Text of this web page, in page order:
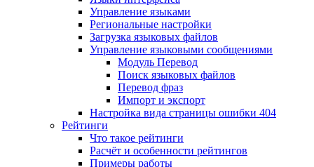
Управление языками
Региональные настройки
Загрузка языковых файлов
Управление языковыми сообщениями
Mодуль Перевод
Поиск языковых файлов
Перевод фраз
Импорт и экспорт
Настройка вида страницы ошибки 404
Рейтинги
Что такое рейтинги
Расчёт и особенности рейтингов
Примеры работы